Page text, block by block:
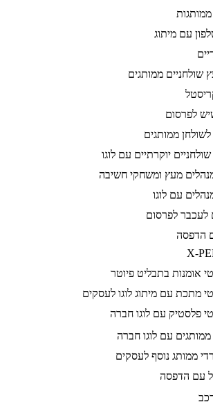
עם מיתוג
שולחניים ממותגים
לפרסום
ממותגים
יוקרתיים עם לוגו
מעץ ומשחקי חשיבה
עם לוגו
לפרסום
הדפסה
X-
אומנות בתבליט פיוטר
מתכת עם מיתוג לוגו לעסקים
פלסטיק עם לוגו חברה
עם לוגו חברה
ממותג נוסף לעסקים
עם הדפסה